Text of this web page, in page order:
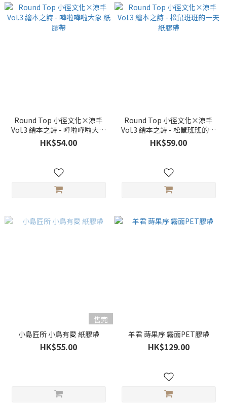
Round Top 小徑文化×涼丰
Vol.3 繪本之詩 - 嘩啦嘩啦大象
紙膠帶
HK$54.00
Round Top 小徑文化×涼丰
Vol.3 繪本之詩 - 松鼠班班的一
天 紙膠帶
HK$59.00
售完
小島匠所 小鳥有愛 紙膠帶
HK$55.00
羊君 蒔果序 霧面PET膠帶
HK$129.00